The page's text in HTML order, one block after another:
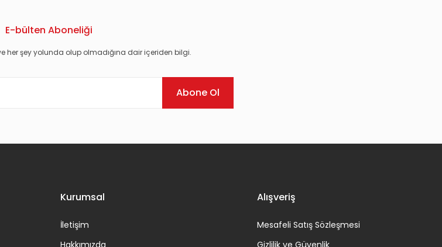
E-bülten Aboneliği
her şey yolunda olup olmadığına dair içeriden bilgi.
Abone Ol
Kurumsal
İletişim
Hakkımızda
Alışveriş
Mesafeli Satış Sözleşmesi
Gizlilik ve Güvenlik